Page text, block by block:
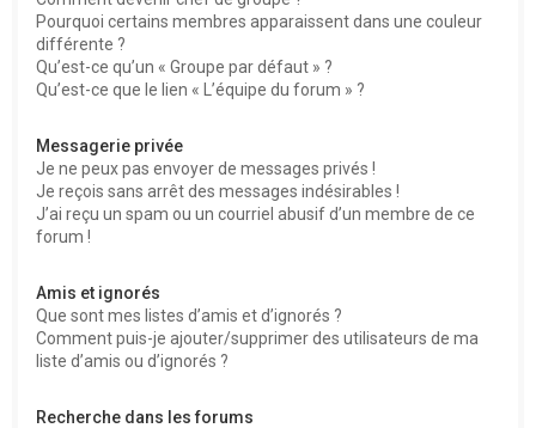
Pourquoi certains membres apparaissent dans une couleur
différente ?
Qu’est-ce qu’un « Groupe par défaut » ?
Qu’est-ce que le lien « L’équipe du forum » ?
Messagerie privée
Je ne peux pas envoyer de messages privés !
Je reçois sans arrêt des messages indésirables !
J’ai reçu un spam ou un courriel abusif d’un membre de ce
forum !
Amis et ignorés
Que sont mes listes d’amis et d’ignorés ?
Comment puis-je ajouter/supprimer des utilisateurs de ma
liste d’amis ou d’ignorés ?
Recherche dans les forums